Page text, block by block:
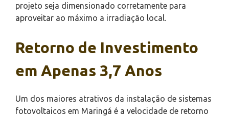
projeto seja dimensionado corretamente para
aproveitar ao máximo a irradiação local.
Retorno de Investimento
em Apenas 3,7 Anos
Um dos maiores atrativos da instalação de sistemas
fotovoltaicos em Maringá é a velocidade de retorno